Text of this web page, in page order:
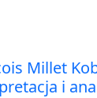
Millet
i